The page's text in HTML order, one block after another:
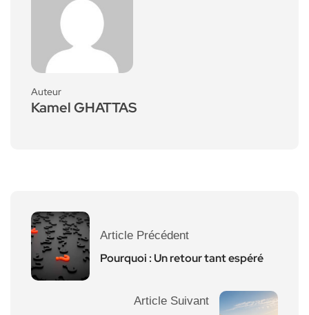
Auteur
Kamel GHATTAS
Article Précédent
Pourquoi : Un retour tant espéré
Article Suivant